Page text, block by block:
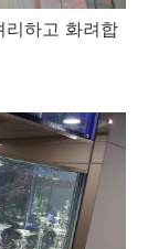
리하고 화려합